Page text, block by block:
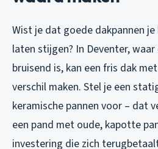
Wist je dat goede dakpannen
laten stijgen? In Deventer,
bruisend is, kan een fris dak
verschil maken. Stel je een
keramische pannen voor – dat
een pand met oude, kapotte
investering die zich